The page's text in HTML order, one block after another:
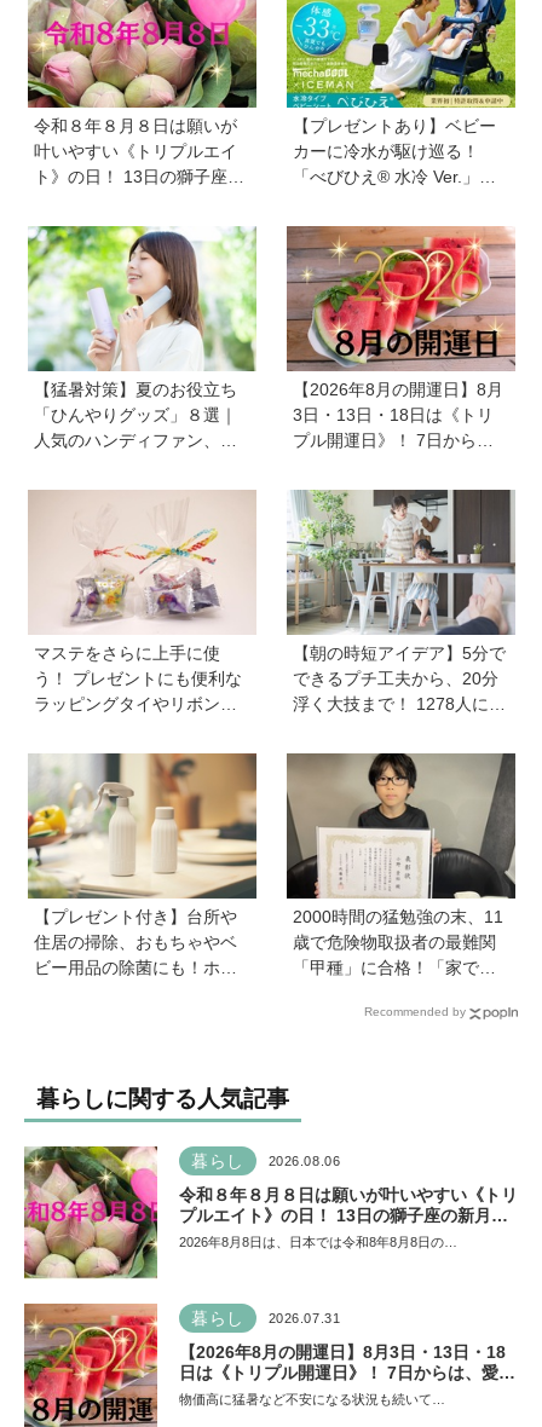
令和８年８月８日は願いが
叶いやすい《トリプルエイ
ト》の日！ 13日の獅子座の
注目
【プレゼントあり】ベビー
カーに冷水が駆け巡る！
「べびひえ® 水冷 Ver.」で
かけをサポート
【猛暑対策】夏のお役立ち
「ひんやりグッズ」８選｜
人気のハンディファン、お
の暑さ対策セットなど
【2026年8月の開運日】8月
3日・13日・18日は《トリ
プル開運日》！ 7日から
星」が、天秤座と蠍座に長
期滞在を開始！
マステをさらに上手に使
う！ プレゼントにも便利な
ラッピングタイやリボンが
スパレード／シヤチハタ】
【朝の時短アイデア】5分で
できるプチ工夫から、20分
浮く大技まで！ 1278人に聞
切る工夫を大公開《HugKu
【プレゼント付き】台所や
住居の掃除、おもちゃやベ
ビー用品の除菌にも！ホタ
2000時間の猛勉強の末、11
歳で危険物取扱者の最難関
「甲種」に合格！「家で両
もやらなきゃと思った」
Recommended by
暮らしに関する人気記事
暮らし 2026.08.06
令和８年８月８日は願いが叶いやすい《トリ
プルエイト》の日！ 13日の獅子座の新月＆
皆既日食の影響にも注目
2026年8月8日は、日本では令和8年8月8日の…
暮らし 2026.07.31
【2026年8月の開運日】8月3日・13日・18
日は《トリプル開運日》！ 7日からは、愛と
美とお金の星「金星」が、天秤座と蠍座に長
物価高に猛暑など不安になる状況も続いて…